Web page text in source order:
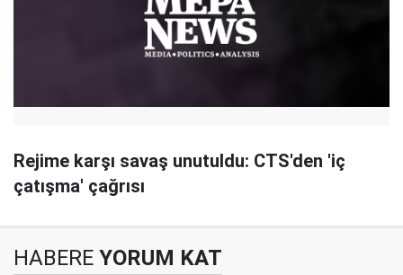
Rejime karşı savaş unutuldu: CTS'den 'iç
çatışma' çağrısı
HABERE YORUM KAT